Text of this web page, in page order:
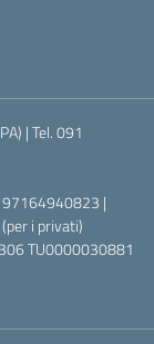
| Tel. 091
97164940823 |
i privati)
TU0000030881